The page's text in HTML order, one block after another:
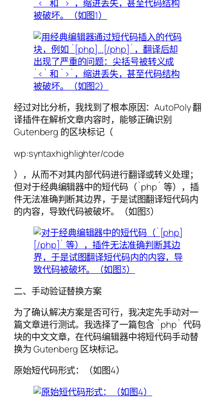
经过对比分析，我找到了根本原因：AutoPoly 翻
译插件在解析文章内容时，能够正确识别
Gutenberg 的区块标记（
wp:syntaxhighlighter/code
），从而不对其内部代码进行翻译或转义处理；
但对于经典编辑器中的短代码（`php` 等），插
件无法准确判断其边界，于是试图翻译短代码内
的内容，导致代码被破坏。（如图3）
二、手动验证替换方案
为了确认解决方案是否可行，我决定先手动对一
篇文章进行测试。我选择了一篇包含 `php` 代码
块的中文文章，在代码编辑器中将短代码手动替
换为 Gutenberg 区块标记。
原始短代码形式：（如图4）